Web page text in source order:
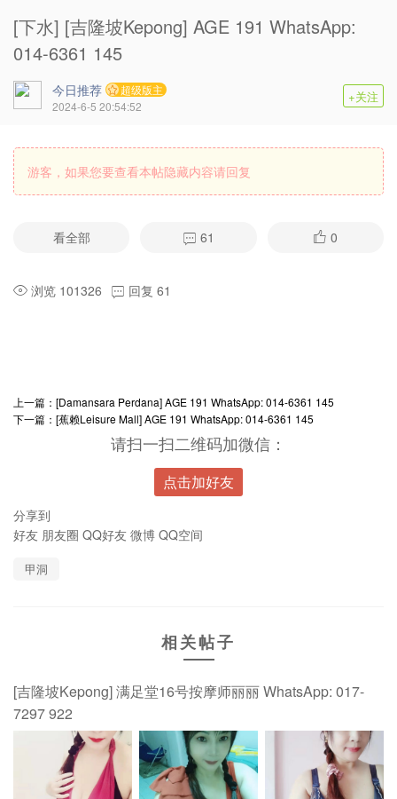
[下水] [吉隆坡Kepong] AGE 191 WhatsApp:
014-6361 145
今日推荐
超级版主
2024-6-5 20:54:52
+关注
游客，如果您要查看本帖隐藏内容请回复
看全部 61 0
浏览 101326 回复 61
上一篇： [Damansara Perdana] AGE 191 WhatsApp: 014-6361 145
下一篇： [蕉赖Leisure Mall] AGE 191 WhatsApp: 014-6361 145
请扫一扫二维码加微信：
点击加好友
分享到
好友 朋友圈 QQ好友 微博 QQ空间
甲洞
相关帖子
[吉隆坡Kepong] 满足堂16号按摩师丽丽 WhatsApp: 017-
7297 922